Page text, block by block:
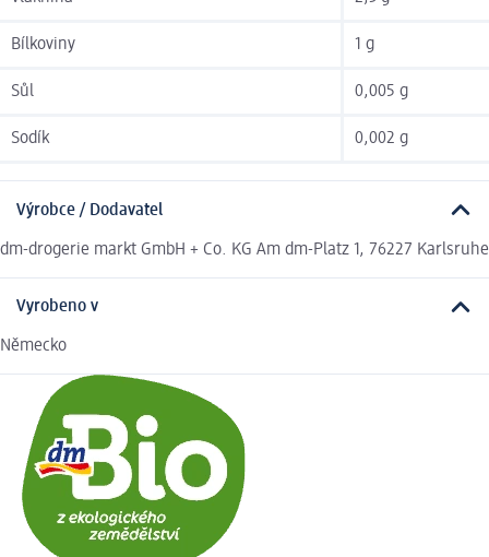
Bílkoviny 1 g
Sůl 0,005 g
Sodík 0,002 g
Výrobce / Dodavatel
dm-drogerie markt GmbH + Co. KG Am dm-Platz 1, 76227 Karlsruhe
Vyrobeno v
Německo